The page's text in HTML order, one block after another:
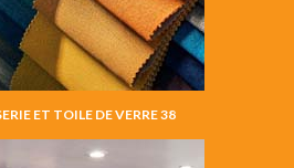
ET TOILE DE VERRE 38